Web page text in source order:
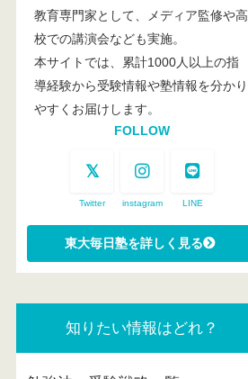
教育専門家として、メディア監修や高
校での講演会なども実施。
本サイトでは、累計1000人以上の指
導経験から受験情報や塾情報を分かり
やすくお届けします。
FOLLOW
Twitter instagram LINE
知りたい情報はどれ？